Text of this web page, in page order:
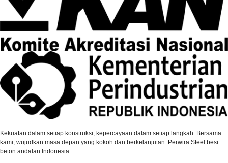
Kekuatan dalam setiap konstruksi, kepercayaan dalam setiap langkah. Bersama
kami, wujudkan masa depan yang kokoh dan berkelanjutan. Perwira Steel besi
beton andalan Indonesia.